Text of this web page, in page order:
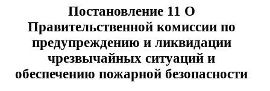
Постановление 11 О
Правительственной комиссии по
предупреждению и ликвидации
чрезвычайных ситуаций и
обеспечению пожарной безопасности